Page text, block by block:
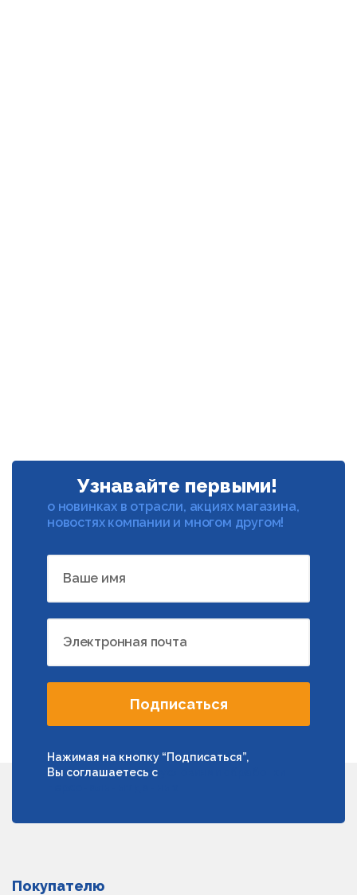
Узнавайте первыми!
о новинках в отрасли, акциях магазина,
новостях компании и многом другом!
Ваше имя
Электронная почта
Подписаться
Нажимая на кнопку “Подписаться”,
Вы соглашаетесь с
Покупателю